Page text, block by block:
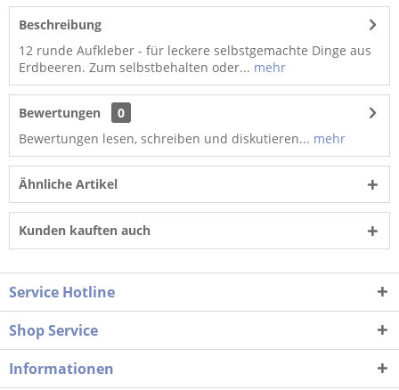
Beschreibung
12 runde Aufkleber - für leckere selbstgemachte Dinge aus
Erdbeeren. Zum selbstbehalten oder... mehr
Bewertungen
0
Bewertungen lesen, schreiben und diskutieren... mehr
Ähnliche Artikel
Kunden kauften auch
Service Hotline
Shop Service
Informationen